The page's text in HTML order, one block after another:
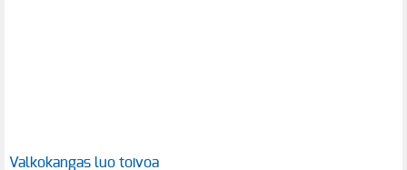
Valkokangas luo toivoa